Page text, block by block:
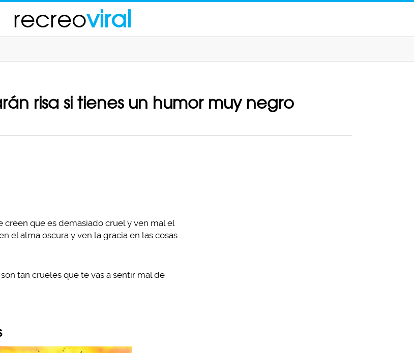
recreoviral
risa si tienes un humor muy negro
creen que es demasiado cruel y ven mal el
el alma oscura y ven la gracia en las cosas
tan crueles que te vas a sentir mal de